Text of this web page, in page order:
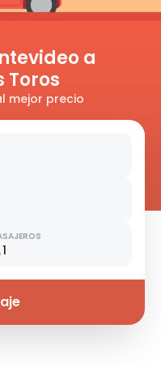
a
Toros
mejor precio
1